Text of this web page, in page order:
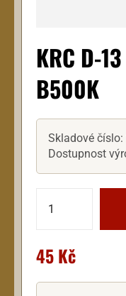
KRC D-
B500K
Skladové číslo:
Dostupnost
45 Kč